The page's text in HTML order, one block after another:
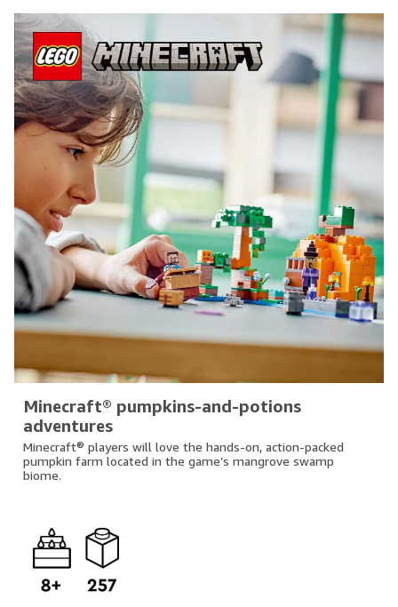
Minecraft® pumpkins-and-potions
adventures
Minecraft® players will love the hands-on, action-packed
pumpkin farm located in the game’s mangrove swamp
biome.